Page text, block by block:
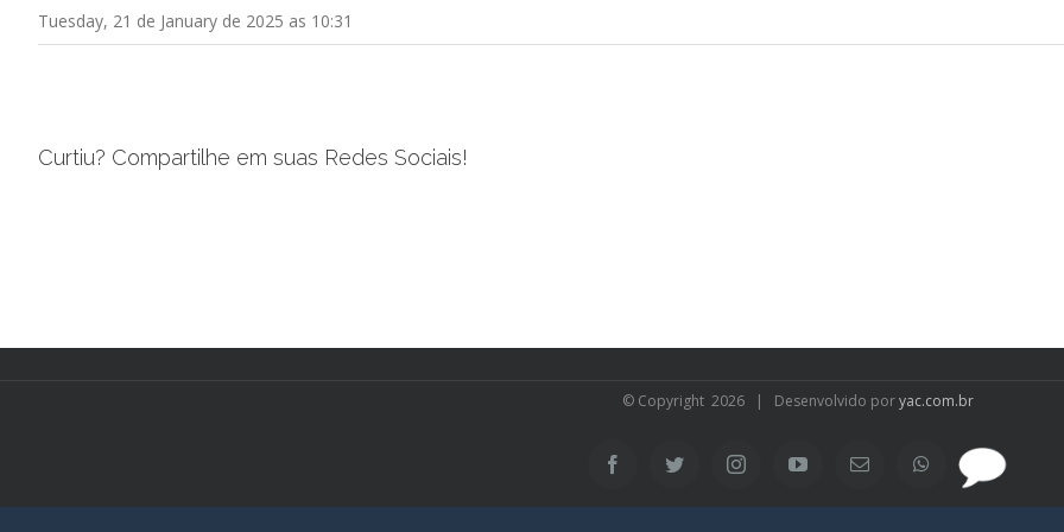
Tuesday, 21 de January de 2025 as 10:31
Curtiu? Compartilhe em suas Redes Sociais!
© Copyright 2026 | Desenvolvido poryac.com.br
FacebookTwitter InstagramYouTubeEmail WhatsApp
SAC